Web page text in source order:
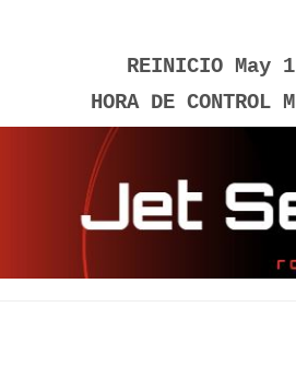
REINICIO May
HORA DE